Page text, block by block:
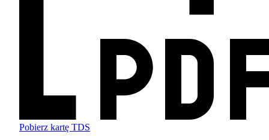
Pobierz kartę TDS